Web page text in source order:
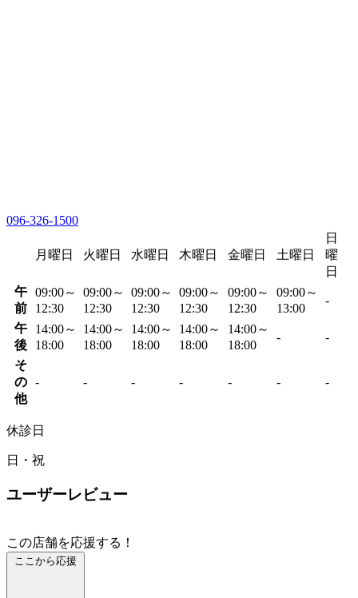
096-326-1500
月曜日 火曜日 水曜日 木曜日 金曜日 土曜日
日
曜
日
午
前
09:00～
12:30
09:00～
12:30
09:00～
12:30
09:00～
12:30
09:00～
12:30
09:00～
13:00
-
午
後
14:00～
18:00
14:00～
18:00
14:00～
18:00
14:00～
18:00
14:00～
18:00
- -
そ
の
他
- - - - - - -
休診日
日・祝
ユーザーレビュー
この店舗を応援する！
ここから応援